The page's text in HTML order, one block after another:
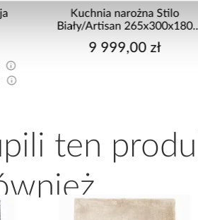
Sofa rozkładana Foster z
pojemnikiem beżowa
2 299,99 zł
ten